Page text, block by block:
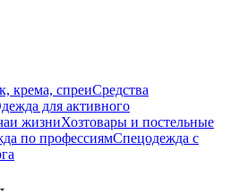
крема, спреиСредства
для активного
жизниХозтовары и постельные
по профессиямСпецодежда с